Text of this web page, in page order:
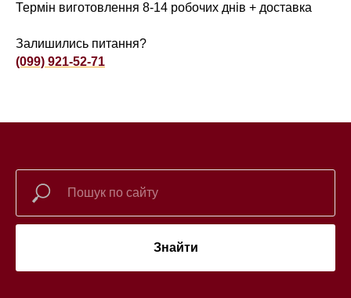
Термін виготовлення 8-14 робочих днів + доставка
Залишились питання?
(099) 921-52-71
Знайти